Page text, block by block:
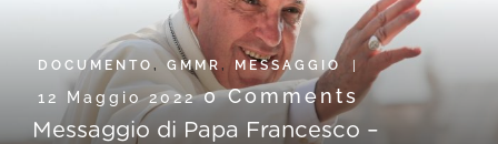
DOCUMENTO , GMMR , MESSAGGIO
12 Maggio 20220 Comments
Messaggio di Papa Francesco –